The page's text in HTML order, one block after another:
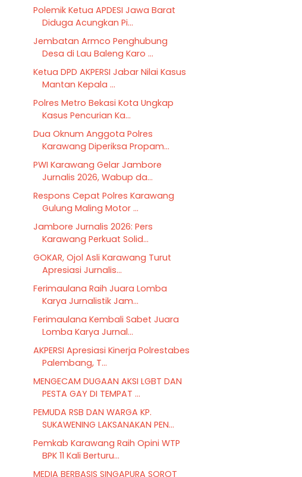
Polemik Ketua APDESI Jawa Barat
Diduga Acungkan Pi...
Jembatan Armco Penghubung
Desa di Lau Baleng Karo ...
Ketua DPD AKPERSI Jabar Nilai Kasus
Mantan Kepala ...
Polres Metro Bekasi Kota Ungkap
Kasus Pencurian Ka...
Dua Oknum Anggota Polres
Karawang Diperiksa Propam...
PWI Karawang Gelar Jambore
Jurnalis 2026, Wabup da...
Respons Cepat Polres Karawang
Gulung Maling Motor ...
Jambore Jurnalis 2026: Pers
Karawang Perkuat Solid...
GOKAR, Ojol Asli Karawang Turut
Apresiasi Jurnalis...
Ferimaulana Raih Juara Lomba
Karya Jurnalistik Jam...
Ferimaulana Kembali Sabet Juara
Lomba Karya Jurnal...
AKPERSI Apresiasi Kinerja Polrestabes
Palembang, T...
MENGECAM DUGAAN AKSI LGBT DAN
PESTA GAY DI TEMPAT ...
PEMUDA RSB DAN WARGA KP.
SUKAWENING LAKSANAKAN PEN...
Pemkab Karawang Raih Opini WTP
BPK 11 Kali Berturu...
MEDIA BERBASIS SINGAPURA SOROT